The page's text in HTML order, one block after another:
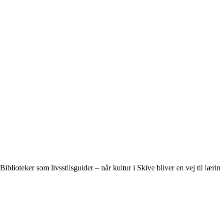
Biblioteker som livsstilsguider – når kultur i Skive bliver en vej til